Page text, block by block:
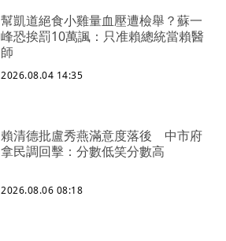
幫凱道絕食小雞量血壓遭檢舉？蘇一
峰恐挨罰10萬諷：只准賴總統當賴醫
師
2026.08.04 14:35
賴清德批盧秀燕滿意度落後 中市府
拿民調回擊：分數低笑分數高
2026.08.06 08:18